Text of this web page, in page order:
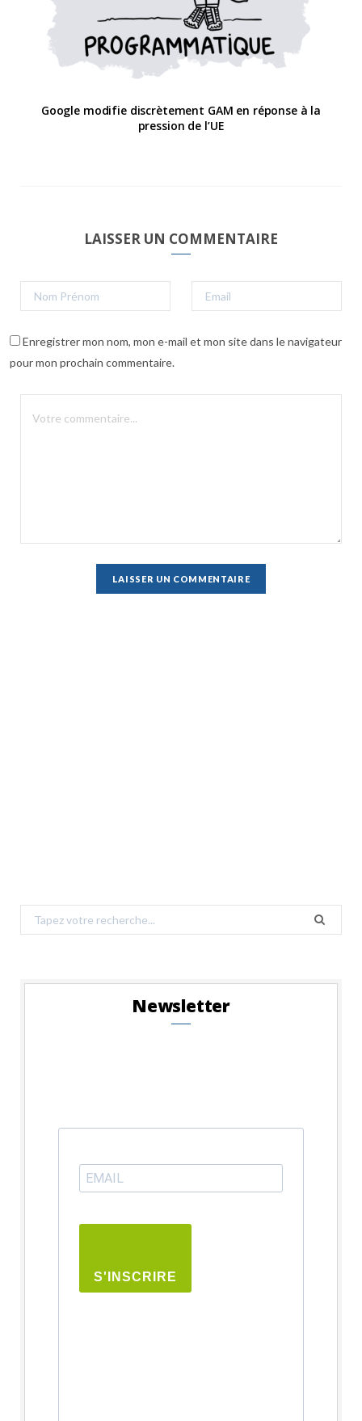
Google modifie discrètement GAM en réponse à la
pression de l’UE
LAISSER UN COMMENTAIRE
Enregistrer mon nom, mon e-mail et mon site dans le navigateur
pour mon prochain commentaire.
Search
for:
Newsletter
S'INSCRIRE